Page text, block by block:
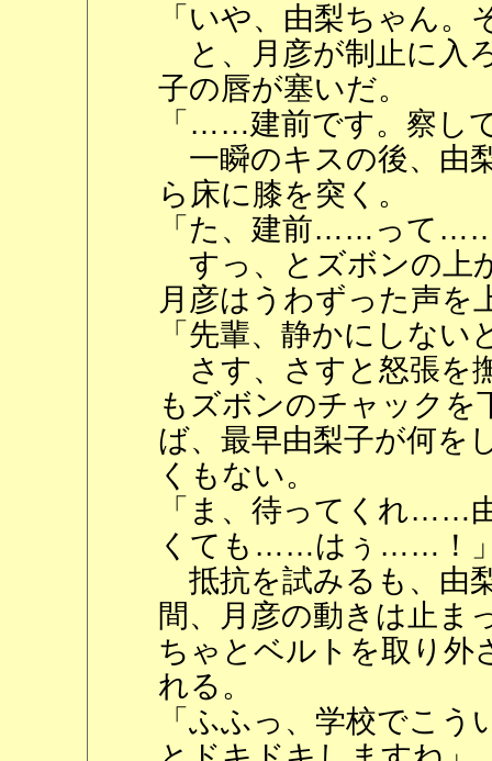
「いや、由梨ちゃん
と、月彦が制止に入
子の唇が塞いだ。
「……建前です。察し
一瞬のキスの後、由
ら床に膝を突く。
「た、建前……って
すっ、とズボンの上
月彦はうわずった声を
「先輩、静かにしな
さす、さすと怒張を
もズボンのチャックを
ば、最早由梨子が何を
くもない。
「ま、待ってくれ……
くても……はぅ……！
抵抗を試みるも、由
間、月彦の動きは止ま
ちゃとベルトを取り外
れる。
「ふふっ、学校でこ